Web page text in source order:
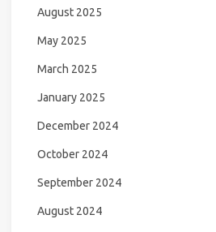
August 2025
May 2025
March 2025
January 2025
December 2024
October 2024
September 2024
August 2024